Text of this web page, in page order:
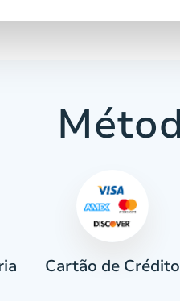
Cartão de Crédito